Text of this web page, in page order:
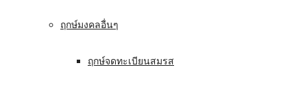
ฤกษ์มงคลอื่นๆ
ฤกษ์จดทะเบียนสมรส